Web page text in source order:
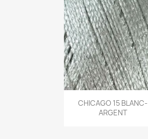
CHICAGO 15 BLANC-
ARGENT